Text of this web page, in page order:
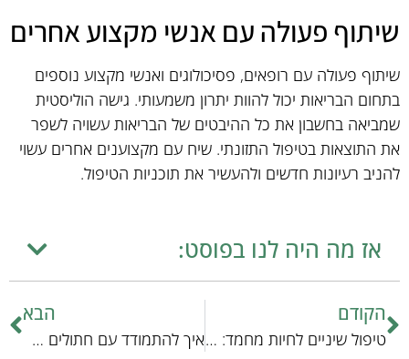
שיתוף פעולה עם אנשי מקצוע אחרים
שיתוף פעולה עם רופאים, פסיכולוגים ואנשי מקצוע נוספים
בתחום הבריאות יכול להוות יתרון משמעותי. גישה הוליסטית
שמביאה בחשבון את כל ההיבטים של הבריאות עשויה לשפר
את התוצאות בטיפול התזונתי. שיח עם מקצוענים אחרים עשוי
להניב רעיונות חדשים ולהעשיר את תוכניות הטיפול.
אז מה היה לנו בפוסט:
הקודם
טיפול שיניים לחיות מחמד: רשימת בדיקה מקיפה לחיסכון
הבא
איך להתמודד עם חתולים צעירים: טיפים והמלצות